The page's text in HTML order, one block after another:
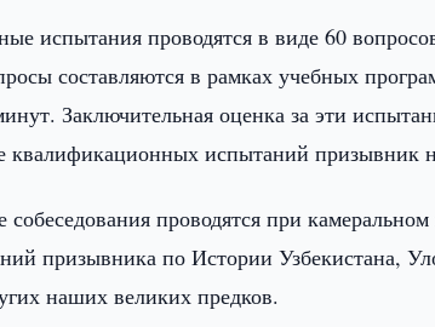
испытания проводятся в виде 60
составляются в рамках учебных
Заключительная оценка за эти
квалификационных испытаний призывник
проводятся при
призывника по Истории Узбекистана,
наших великих предков.